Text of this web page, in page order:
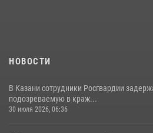
НОВОСТИ
В Казани сотрудники Росгвардии
подозреваемую в краж...
30 июля 2026, 06:36